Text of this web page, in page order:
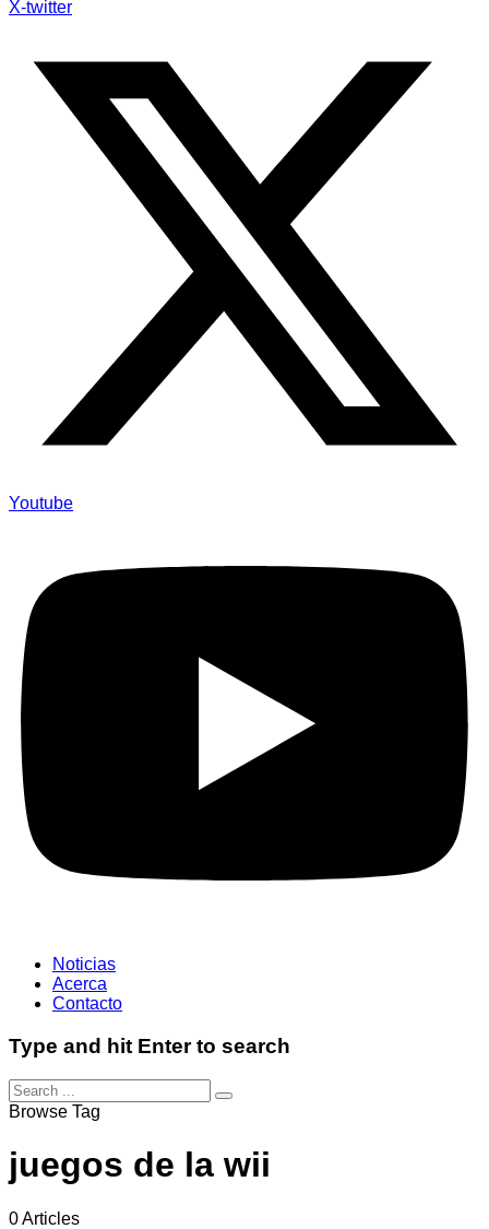
X-twitter
Youtube
Noticias
Acerca
Contacto
Type and hit Enter to search
Browse Tag
juegos de la wii
0 Articles